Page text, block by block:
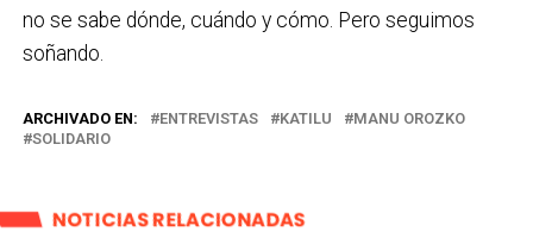
no se sabe dónde, cuándo y cómo. Pero seguimos
soñando.
ARCHIVADO EN: ENTREVISTAS KATILU
MANU OROZKO
SOLIDARIO
NOTICIAS RELACIONADAS